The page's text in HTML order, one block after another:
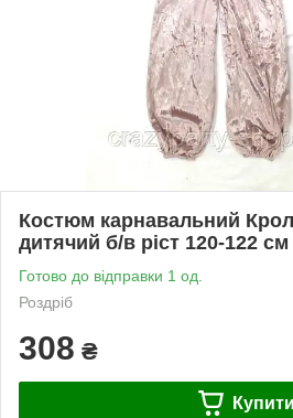
Костюм карнавальний
дитячий б/в ріст 120-122 см
Готово до відправки 1 од.
Роздріб
308 ₴
Купити